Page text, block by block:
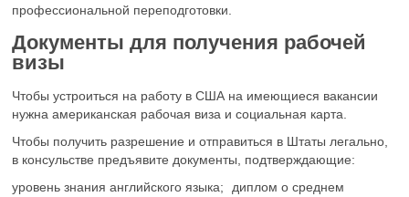
профессиональной переподготовки.
Документы для получения рабочей
визы
Чтобы устроиться на работу в США на имеющиеся вакансии
нужна американская рабочая виза и социальная карта.
Чтобы получить разрешение и отправиться в Штаты легально,
в консульстве предъявите документы, подтверждающие:
уровень знания английского языка;
диплом о среднем